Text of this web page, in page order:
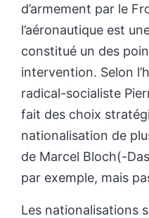
d’armement par le
l’aéronautique est
constitué un des
intervention. Selon
radical-socialiste
fait des choix
nationalisation de
de Marcel Bloch(-
par exemple, mais
Les nationalisations